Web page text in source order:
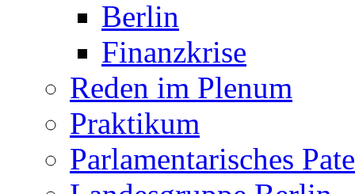
Berlin
Finanzkrise
Reden im Plenum
Praktikum
Parlamentarisches